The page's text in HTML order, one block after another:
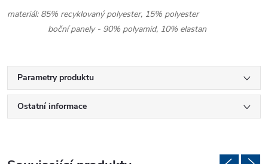
materiál: 85% recyklovaný polyester, 15% polyester
boční panely - 90% polyamid, 10% elastan
Parametry produktu
Ostatní informace